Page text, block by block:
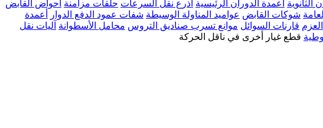
الثانوية أعمدة الدوران الرئيسية أذرع نقل السرعات حلقات مزامنة أحواض القابض
شوكات القابض عواميد المناولة الوسيطة شفات عمود الدفع الدوار
أعمدة
قارنات السوائل موانع تسرب صناديق التروس محامل الأسطوانة آليات نقل
قطع غيار أخرى في ناقل الحركة